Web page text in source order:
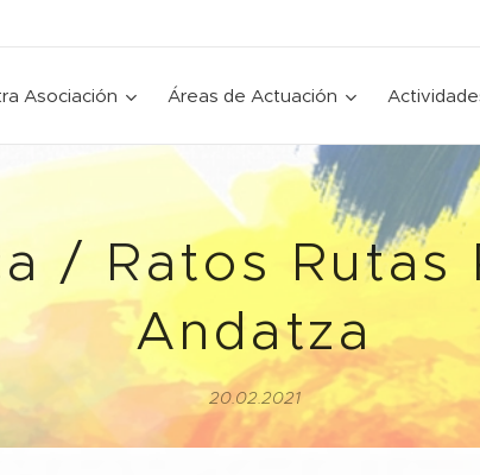
Asociación Áreas de Actuación
/ Ratos Rutas
Andatza
20.02.2021